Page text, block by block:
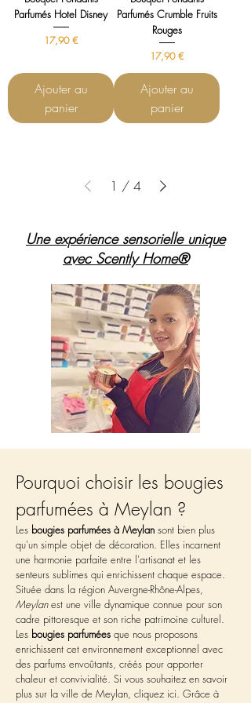
Parfumés Hotel Disney
Prix
17,90 €
Ajouter au
panier
Parfumés Crumble Fruits
Rouges
Prix
17,90 €
Ajouter au
panier
1 / 4
Une expérience sensorielle unique
avec Scently Home®
Pourquoi choisir les bougies
parfumées à Meylan ?
Les bougies parfumées à Meylan sont bien plus
qu'un simple objet de décoration. Elles incarnent
une harmonie parfaite entre l'artisanat et les
senteurs sublimes qui enrichissent chaque espace.
Située dans la région Auvergne-Rhône-Alpes,
Meylan est une ville dynamique connue pour son
cadre pittoresque et son riche patrimoine culturel.
Les bougies parfumées que nous proposons
enrichissent cet environnement exceptionnel avec
des parfums envoûtants, créés pour apporter
chaleur et convivialité. Si vous souhaitez en savoir
plus sur la ville de Meylan, cliquez ici. Grâce à